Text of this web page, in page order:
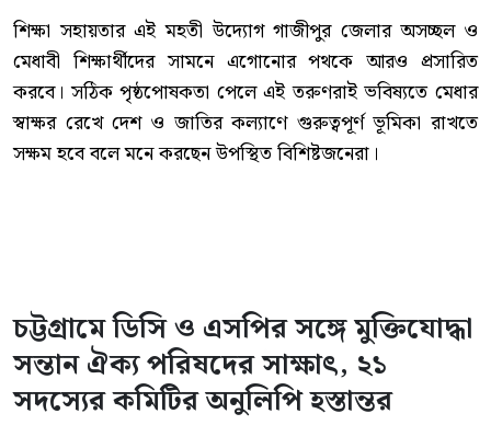
শিক্ষা সহায়তার এই মহতী উদ্যোগ গাজীপুর জেলার অসচ্ছল ও
মেধাবী শিক্ষার্থীদের সামনে এগোনোর পথকে আরও প্রসারিত
করবে। সঠিক পৃষ্ঠপোষকতা পেলে এই তরুণরাই ভবিষ্যতে মেধার
স্বাক্ষর রেখে দেশ ও জাতির কল্যাণে গুরুত্বপূর্ণ ভূমিকা রাখতে
সক্ষম হবে বলে মনে করছেন উপস্থিত বিশিষ্টজনেরা।
চট্টগ্রামে ডিসি ও এসপির সঙ্গে মুক্তিযোদ্ধা
সন্তান ঐক্য পরিষদের সাক্ষাৎ, ২১
সদস্যের কমিটির অনুলিপি হস্তান্তর